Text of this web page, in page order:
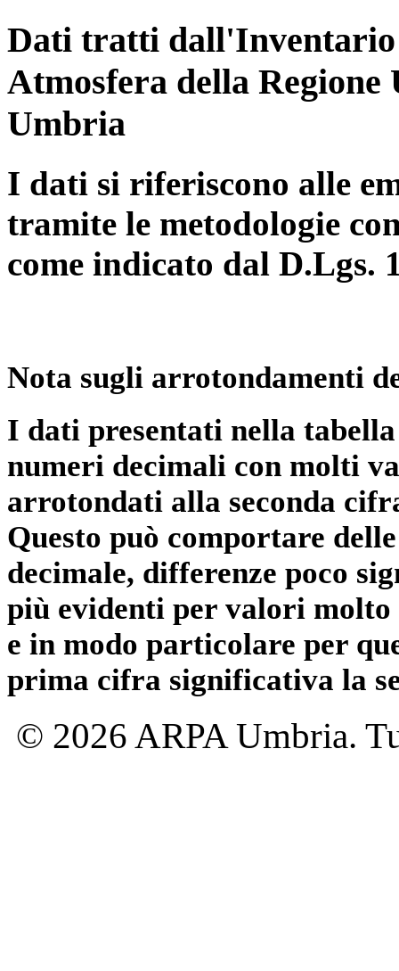
Dati tratti dall'Inventario
Atmosfera della
Umbria
I dati si riferiscono alle
tramite le metodologie
come indicato dal D.Lgs.
Nota sugli arrotondamenti
I dati presentati nella
numeri decimali con molti
arrotondati alla seconda
Questo può comportare
decimale, differenze poco
più evidenti per valori
e in modo particolare per
prima cifra significativa la
© 2026 ARPA Umbria.